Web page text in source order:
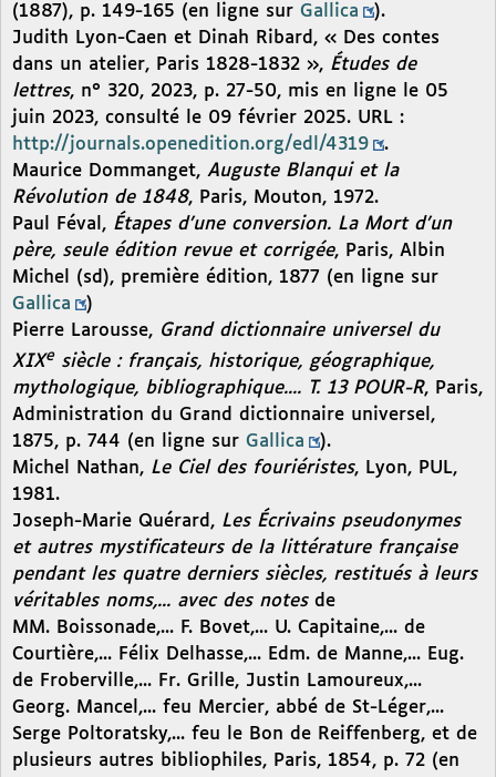
(1887), p. 149-165 (en ligne sur Gallica
).
Judith Lyon-Caen et Dinah Ribard, « Des contes
dans un atelier, Paris 1828-1832 », Études de
lettres, n° 320, 2023, p. 27-50, mis en ligne le 05
juin 2023, consulté le 09 février 2025. URL :
http://journals.openedition.org/edl/4319
.
Maurice Dommanget, Auguste Blanqui et la
Révolution de 1848, Paris, Mouton, 1972.
Paul Féval, Étapes d’une conversion. La Mort d’un
père, seule édition revue et corrigée, Paris, Albin
Michel (sd), première édition, 1877 (en ligne sur
Gallica
)
Pierre Larousse, Grand dictionnaire universel du
XIXe siècle : français, historique, géographique,
mythologique, bibliographique.... T. 13 POUR-R, Paris,
Administration du Grand dictionnaire universel,
1875, p. 744 (en ligne sur Gallica
).
Michel Nathan, Le Ciel des fouriéristes, Lyon, PUL,
1981.
Joseph-Marie Quérard, Les Écrivains pseudonymes
et autres mystificateurs de la littérature française
pendant les quatre derniers siècles, restitués à leurs
véritables noms,... avec des notesde
MM. Boissonade,... F. Bovet,... U. Capitaine,... de
Courtière,... Félix Delhasse,... Edm. de Manne,... Eug.
de Froberville,... Fr. Grille, Justin Lamoureux,...
Georg. Mancel,... feu Mercier, abbé de St-Léger,...
Serge Poltoratsky,... feu le Bon de Reiffenberg, et de
plusieurs autres bibliophiles, Paris, 1854, p. 72 (en